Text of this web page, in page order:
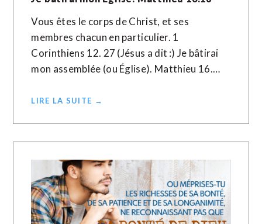
Vous êtes le corps de Christ, et ses
membres chacun en particulier. 1
Corinthiens 12. 27 (Jésus a dit :) Je bâtirai
mon assemblée (ou Église). Matthieu 16.…
LIRE LA SUITE →